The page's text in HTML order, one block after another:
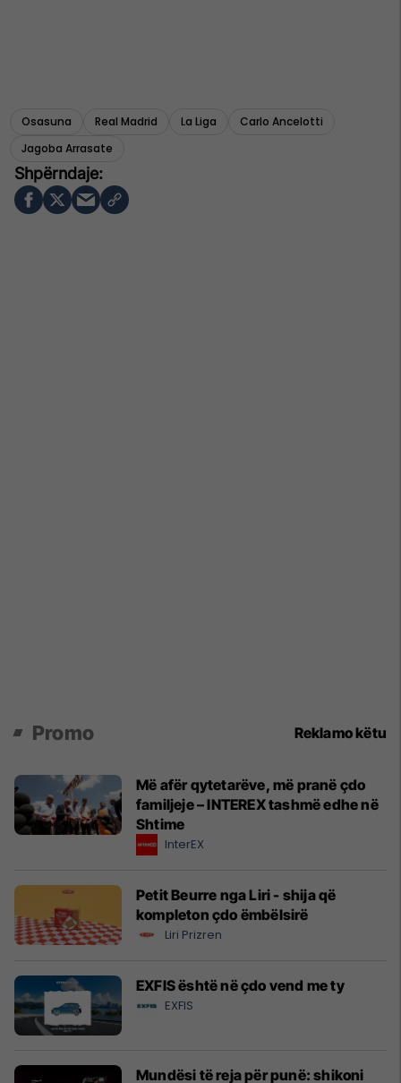
Osasuna Real Madrid La Liga
Carlo Ancelotti
Jagoba Arrasate
Promo Reklamo këtu
Më afër qytetarëve, më pranë çdo
familjeje – INTEREX tashmë edhe në
Shtime
InterEX
Petit Beurre nga Liri - shija që
kompleton çdo ëmbëlsirë
Liri Prizren
EXFIS është në çdo vend me ty
EXFIS
Mundësi të reja për punë: shikoni